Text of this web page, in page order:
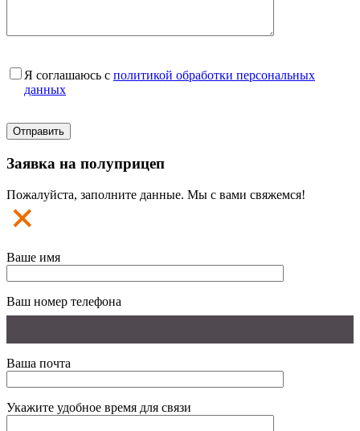
Я соглашаюсь с политикой обработки персональных
данных
Заявка на полуприцеп
Пожалуйста, заполните данные. Мы с вами свяжемся!
Ваше имя
Ваш номер телефона
Ваша почта
Укажите удобное время для связи